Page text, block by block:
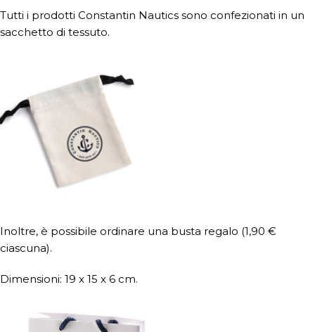
Tutti i prodotti Constantin Nautics sono confezionati in un
sacchetto di tessuto.
Inoltre, è possibile ordinare una busta regalo (1,90 €
ciascuna).
Dimensioni: 19 x 15 x 6 cm.